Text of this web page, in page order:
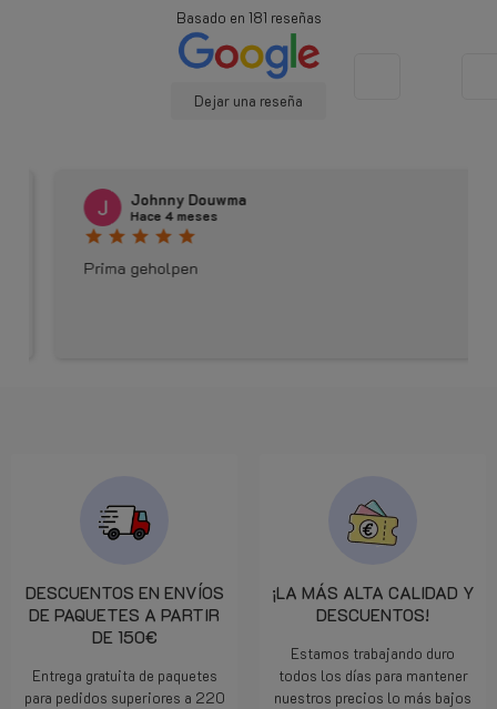
Basado en 181 reseñas
Dejar una reseña
Johnny Douwma
Hace 4 meses
starstarstarstarstar
Prima geholpen
DESCUENTOS EN ENVÍOS
DE PAQUETES A PARTIR
DE 150€
Entrega gratuita de paquetes
para pedidos superiores a 220
¡LA MÁS ALTA CALIDAD Y
DESCUENTOS!
Estamos trabajando duro
todos los días para mantener
nuestros precios lo más bajos